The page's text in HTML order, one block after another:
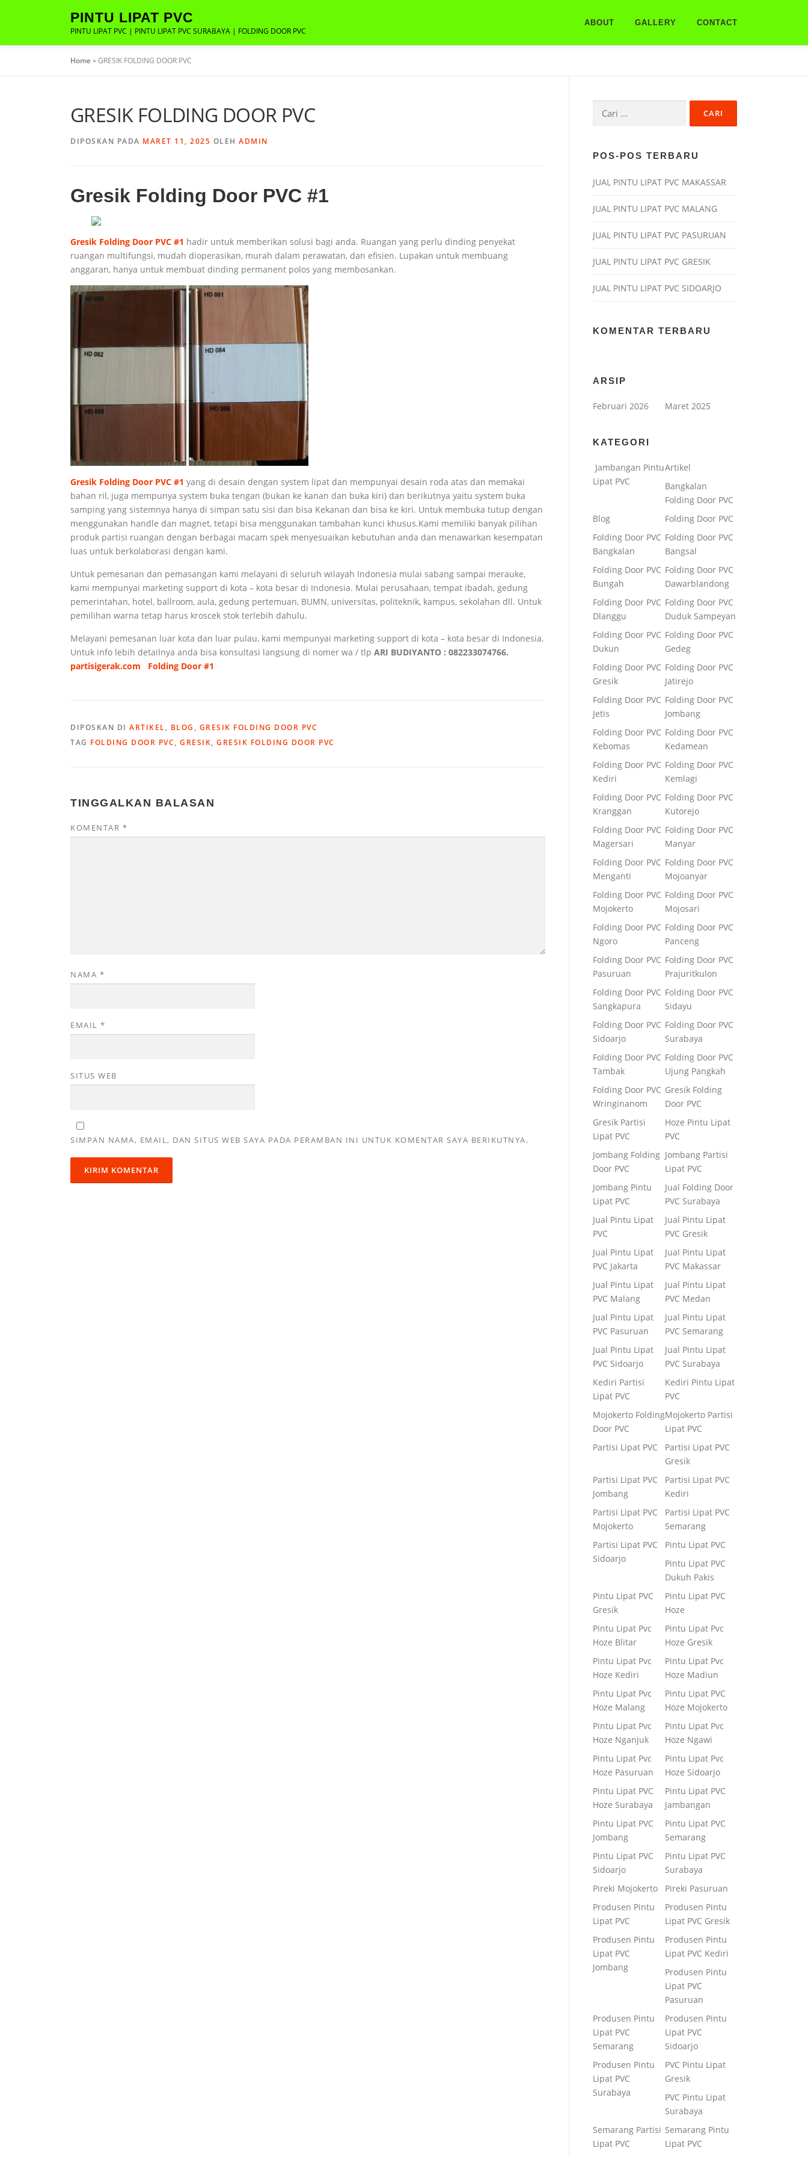
PINTU LIPAT PVC
PINTU LIPAT PVC | PINTU LIPAT PVC SURABAYA | FOLDING DOOR PVC
ABOUT GALLERY CONTACT
Home»GRESIK FOLDING DOOR PVC
GRESIK FOLDING DOOR PVC
DIPOSKAN PADA MARET 11, 2025 OLEH ADMIN
Gresik Folding Door PVC #1
Gresik Folding Door PVC #1 hadir untuk memberikan solusi bagi anda. Ruangan yang perlu dinding penyekat
ruangan multifungsi, mudah dioperasikan, murah dalam perawatan, dan efisien. Lupakan untuk membuang
anggaran, hanya untuk membuat dinding permanent polos yang membosankan.
Gresik Folding Door PVC #1 yang di desain dengan system lipat dan mempunyai desain roda atas dan memakai
bahan ril, juga mempunya system buka tengan (bukan ke kanan dan buka kiri) dan berikutnya yaitu system buka
samping yang sistemnya hanya di simpan satu sisi dan bisa Kekanan dan bisa ke kiri. Untuk membuka tutup dengan
menggunakan handle dan magnet, tetapi bisa menggunakan tambahan kunci khusus.Kami memiliki banyak pilihan
produk partisi ruangan dengan berbagai macam spek menyesuaikan kebutuhan anda dan menawarkan kesempatan
luas untuk berkolaborasi dengan kami.
Untuk pemesanan dan pemasangan kami melayani di seluruh wilayah Indonesia mulai sabang sampai merauke,
kami mempunyai marketing support di kota – kota besar di Indonesia. Mulai perusahaan, tempat ibadah, gedung
pemerintahan, hotel, ballroom, aula, gedung pertemuan, BUMN, universitas, politeknik, kampus, sekolahan dll. Untuk
pemilihan warna tetap harus kroscek stok terlebih dahulu.
Melayani pemesanan luar kota dan luar pulau, kami mempunyai marketing support di kota – kota besar di Indonesia.
Untuk info lebih detailnya anda bisa konsultasi langsung di nomer wa / tlp ARI BUDIYANTO : 082233074766.
partisigerak.com
Folding Door #1
DIPOSKAN DI ARTIKEL, BLOG , GRESIK FOLDING DOOR PVC
TAG FOLDING DOOR PVC, GRESIK, GRESIK FOLDING DOOR PVC
TINGGALKAN BALASAN
KOMENTAR *
NAMA *
EMAIL *
SITUS WEB
SIMPAN NAMA, EMAIL, DAN SITUS WEB SAYA PADA PERAMBAN INI UNTUK KOMENTAR SAYA BERIKUTNYA.
untuk:
POS-POS TERBARU
JUAL PINTU LIPAT PVC MAKASSAR
JUAL PINTU LIPAT PVC MALANG
JUAL PINTU LIPAT PVC PASURUAN
JUAL PINTU LIPAT PVC GRESIK
JUAL PINTU LIPAT PVC SIDOARJO
KOMENTAR TERBARU
ARSIP
Februari 2026 Maret 2025
KATEGORI
Jambangan Pintu
Lipat PVC
Artikel
Bangkalan
Folding Door PVC
Blog
Folding Door PVC
Folding Door PVC
Bangkalan
Folding Door PVC
Bangsal
Folding Door PVC
Bungah
Folding Door PVC
Dawarblandong
Folding Door PVC
Dlanggu
Folding Door PVC
Duduk Sampeyan
Folding Door PVC
Dukun
Folding Door PVC
Gedeg
Folding Door PVC
Gresik
Folding Door PVC
Jatirejo
Folding Door PVC
Jetis
Folding Door PVC
Jombang
Folding Door PVC
Kebomas
Folding Door PVC
Kedamean
Folding Door PVC
Kediri
Folding Door PVC
Kemlagi
Folding Door PVC
Kranggan
Folding Door PVC
Kutorejo
Folding Door PVC
Magersari
Folding Door PVC
Manyar
Folding Door PVC
Menganti
Folding Door PVC
Mojoanyar
Folding Door PVC
Mojokerto
Folding Door PVC
Mojosari
Folding Door PVC
Ngoro
Folding Door PVC
Panceng
Folding Door PVC
Pasuruan
Folding Door PVC
Prajuritkulon
Folding Door PVC
Sangkapura
Folding Door PVC
Sidayu
Folding Door PVC
Sidoarjo
Folding Door PVC
Surabaya
Folding Door PVC
Tambak
Folding Door PVC
Ujung Pangkah
Folding Door PVC
Wringinanom
Gresik Folding
Door PVC
Gresik Partisi
Lipat PVC
Hoze Pintu Lipat
PVC
Jombang Folding
Door PVC
Jombang Partisi
Lipat PVC
Jombang Pintu
Lipat PVC
Jual Folding Door
PVC Surabaya
Jual Pintu Lipat
PVC
Jual Pintu Lipat
PVC Gresik
Jual Pintu Lipat
PVC Jakarta
Jual Pintu Lipat
PVC Makassar
Jual Pintu Lipat
PVC Malang
Jual Pintu Lipat
PVC Medan
Jual Pintu Lipat
PVC Pasuruan
Jual Pintu Lipat
PVC Semarang
Jual Pintu Lipat
PVC Sidoarjo
Jual Pintu Lipat
PVC Surabaya
Kediri Partisi
Lipat PVC
Kediri Pintu Lipat
PVC
Mojokerto Folding
Door PVC
Mojokerto Partisi
Lipat PVC
Partisi Lipat PVC
Partisi Lipat PVC
Gresik
Partisi Lipat PVC
Jombang
Partisi Lipat PVC
Kediri
Partisi Lipat PVC
Mojokerto
Partisi Lipat PVC
Semarang
Partisi Lipat PVC
Sidoarjo
Pintu Lipat PVC
Pintu Lipat PVC
Dukuh Pakis
Pintu Lipat PVC
Gresik
Pintu Lipat PVC
Hoze
Pintu Lipat Pvc
Hoze Blitar
Pintu Lipat Pvc
Hoze Gresik
Pintu Lipat Pvc
Hoze Kediri
Pintu Lipat Pvc
Hoze Madiun
Pintu Lipat Pvc
Hoze Malang
Pintu Lipat PVC
Hoze Mojokerto
Pintu Lipat Pvc
Hoze Nganjuk
Pintu Lipat Pvc
Hoze Ngawi
Pintu Lipat Pvc
Hoze Pasuruan
Pintu Lipat Pvc
Hoze Sidoarjo
Pintu Lipat PVC
Hoze Surabaya
Pintu Lipat PVC
Jambangan
Pintu Lipat PVC
Jombang
Pintu Lipat PVC
Semarang
Pintu Lipat PVC
Sidoarjo
Pintu Lipat PVC
Surabaya
Pireki Mojokerto
Pireki Pasuruan
Produsen Pintu
Lipat PVC
Produsen Pintu
Lipat PVC Gresik
Produsen Pintu
Lipat PVC
Jombang
Produsen Pintu
Lipat PVC Kediri
Produsen Pintu
Lipat PVC
Pasuruan
Produsen Pintu
Lipat PVC
Semarang
Produsen Pintu
Lipat PVC
Sidoarjo
Produsen Pintu
Lipat PVC
Surabaya
PVC Pintu Lipat
Gresik
PVC Pintu Lipat
Surabaya
Semarang Partisi
Lipat PVC
Semarang Pintu
Lipat PVC